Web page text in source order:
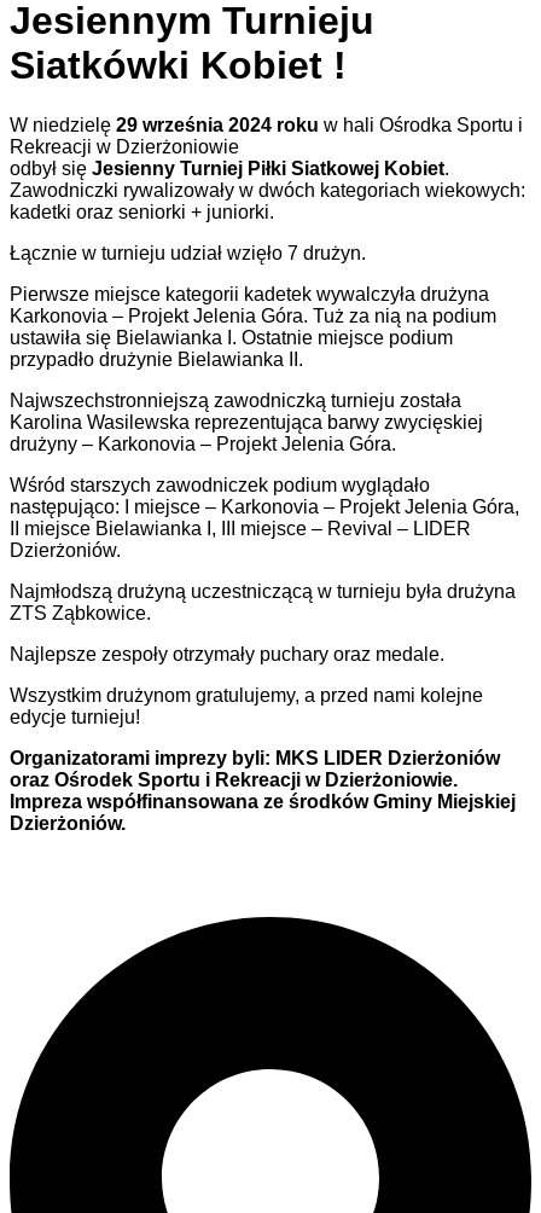
Jesiennym Turnieju
Siatkówki Kobiet !
W niedzielę 29 września 2024 roku w hali Ośrodka Sportu i
Rekreacji w Dzierżoniowie
odbył się Jesienny Turniej Piłki Siatkowej Kobiet.
Zawodniczki rywalizowały w dwóch kategoriach wiekowych:
kadetki oraz seniorki + juniorki.
Łącznie w turnieju udział wzięło 7 drużyn.
Pierwsze miejsce kategorii kadetek wywalczyła drużyna
Karkonovia – Projekt Jelenia Góra. Tuż za nią na podium
ustawiła się Bielawianka I. Ostatnie miejsce podium
przypadło drużynie Bielawianka II.
Najwszechstronniejszą zawodniczką turnieju została
Karolina Wasilewska reprezentująca barwy zwycięskiej
drużyny – Karkonovia – Projekt Jelenia Góra.
Wśród starszych zawodniczek podium wyglądało
następująco: I miejsce – Karkonovia – Projekt Jelenia Góra,
II miejsce Bielawianka I, III miejsce – Revival – LIDER
Dzierżoniów.
Najmłodszą drużyną uczestniczącą w turnieju była drużyna
ZTS Ząbkowice.
Najlepsze zespoły otrzymały puchary oraz medale.
Wszystkim drużynom gratulujemy, a przed nami kolejne
edycje turnieju!
Organizatorami imprezy byli: MKS LIDER Dzierżoniów
oraz Ośrodek Sportu i Rekreacji w Dzierżoniowie.
Impreza współfinansowana ze środków Gminy Miejskiej
Dzierżoniów.